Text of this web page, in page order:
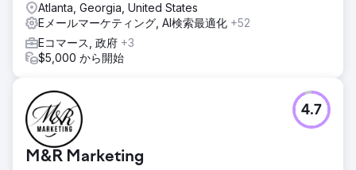
Atlanta, Georgia, United States
Eメールマーケティング, AI検索最適化 +52
Eコマース, 政府 +3
$5,000 から開始
M&R Marketing
4.7